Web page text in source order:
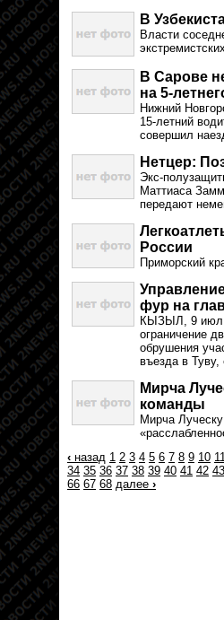
В
Власти
В Сарове
на 5-
Нижний
15-летний
совершил
Нетцер:
Экс-
Маттиаса
передают
России
Приморский
фур на
КЫЗЫЛ, 9 июл
ограничение
обрушения
въезда в Туву,
Мирча
команды
Мирча
‹ назад 1 2 3 4 5 6 7 8 9 10
34 35 36 37 38 39 40 41 42 43
66 67 68 далее ›